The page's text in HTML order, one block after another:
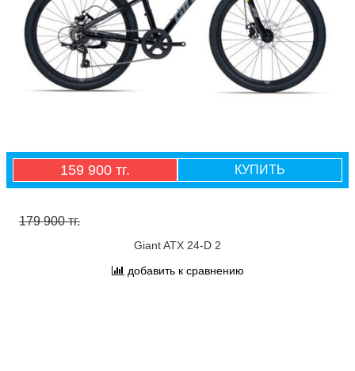
159 900 тг. КУПИТЬ
179 900 тг.
Giant ATX 24-D 2
добавить к сравнению